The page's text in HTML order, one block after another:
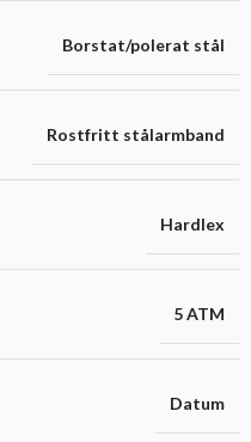
Borstat/polerat stål
Rostfritt stålarmband
Hardlex
5 ATM
Datum